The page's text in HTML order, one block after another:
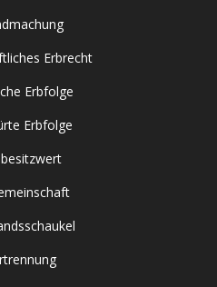
Erbrecht
Erbfolge
Erbfolge